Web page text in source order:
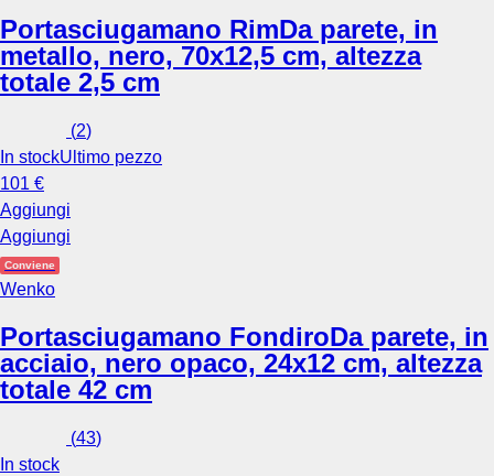
Portasciugamano RimDa parete, in
metallo, nero, 70x12,5 cm, altezza
totale 2,5 cm
(2)
In stockUltimo pezzo
101 €
Aggiungi
Aggiungi
Conviene
Wenko
Portasciugamano FondiroDa parete, in
acciaio, nero opaco, 24x12 cm, altezza
totale 42 cm
(43)
In stock